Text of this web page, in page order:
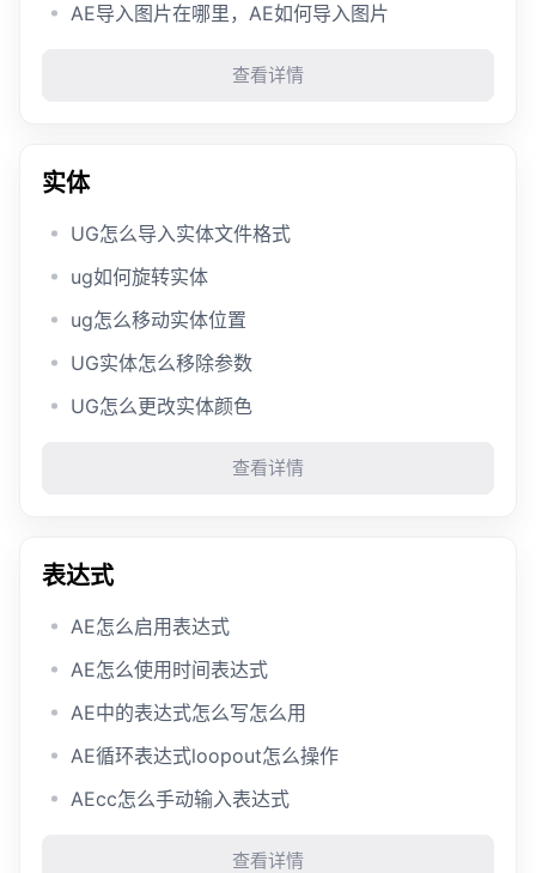
AE导入图片在哪里，AE如何导入图片
查看详情
实体
UG怎么导入实体文件格式
ug如何旋转实体
ug怎么移动实体位置
UG实体怎么移除参数
UG怎么更改实体颜色
查看详情
表达式
AE怎么启用表达式
AE怎么使用时间表达式
AE中的表达式怎么写怎么用
AE循环表达式loopout怎么操作
AEcc怎么手动输入表达式
查看详情